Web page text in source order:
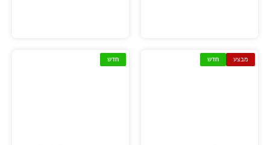
מבצע חדש חדש